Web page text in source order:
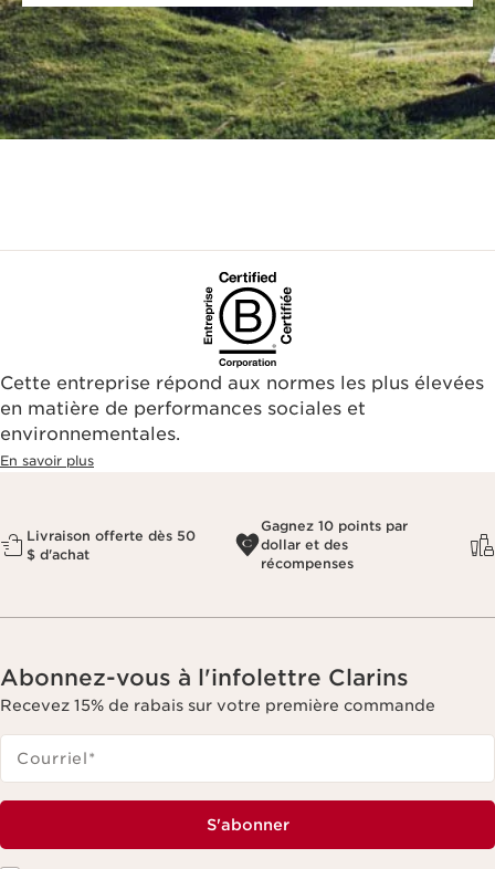
Cette entreprise répond aux normes les plus élevées
en matière de performances sociales et
environnementales.​
En savoir plus
Livraison offerte dès 50
$ d'achat
Gagnez 10 points par
dollar et des
récompenses
Abonnez-vous à l'infolettre Clarins
Recevez 15% de rabais sur votre première commande
Courriel*
S'abonner